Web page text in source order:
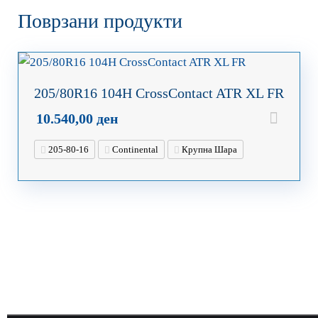
Поврзани продукти
205/80R16 104H CrossContact ATR XL FR
10.540,00 ден
205-80-16 Continental Крупна Шара